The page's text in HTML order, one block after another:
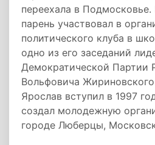
переехала в
парень участвовал в
политического клуба в
одно из его заседаний
Демократической Партии
Вольфовича
Ярослав вступил в 1997
создал молодежную
городе Люберцы,